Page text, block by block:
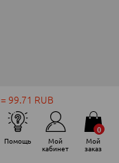
99.71 RUB
Помощь Мой
кабинет
Мой
заказ
0